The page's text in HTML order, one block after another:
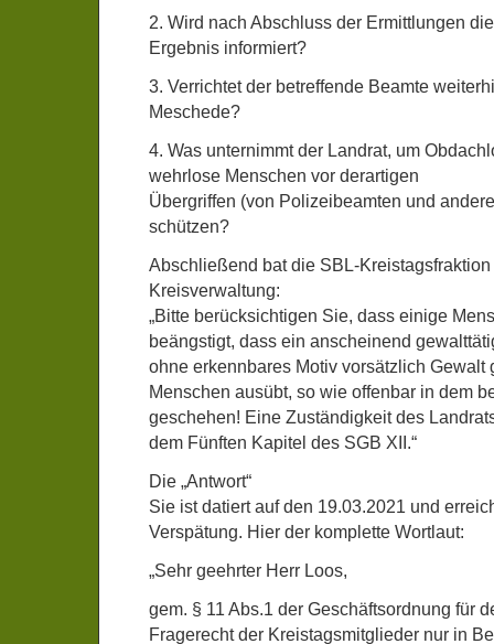
2. Wird nach Abschluss der Ermittlungen
Ergebnis informiert?
3. Verrichtet der betreffende Beamte
Meschede?
4. Was unternimmt der Landrat, um
wehrlose Menschen vor derartigen
Übergriffen (von Polizeibeamten und
schützen?
Abschließend bat die SBL-
Kreisverwaltung:
„Bitte berücksichtigen Sie, dass einige
beängstigt, dass ein anscheinend
ohne erkennbares Motiv vorsätzlich Gewalt
Menschen ausübt, so wie offenbar in dem
geschehen! Eine Zuständigkeit des
dem Fünften Kapitel des SGB XII.“
Die „Antwort“
Sie ist datiert auf den 19.03.2021 und
Verspätung. Hier der komplette Wortlaut:
„Sehr geehrter Herr Loos,
gem. § 11 Abs.1 der Geschäftsordnung für
Fragerecht der Kreistagsmitglieder nur in